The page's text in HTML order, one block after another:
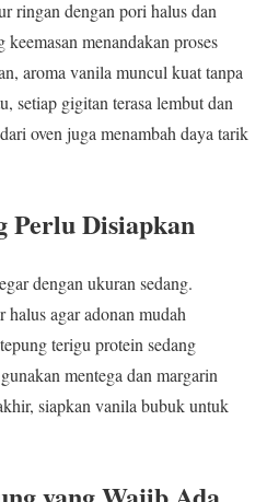
ringan dengan pori halus dan
menandakan proses
aroma vanila muncul kuat tanpa
setiap gigitan terasa lembut dan
oven juga menambah daya tarik
Perlu Disiapkan
dengan ukuran sedang.
agar adonan mudah
terigu protein sedang
mentega dan margarin
siapkan vanila bubuk untuk